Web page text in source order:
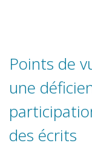
Points de
une
des écrits